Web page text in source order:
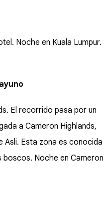
Noche en Kuala Lumpur.
El recorrido pasa por un
a Cameron Highlands,
Asli. Esta zona es conocida
boscos. Noche en Cameron